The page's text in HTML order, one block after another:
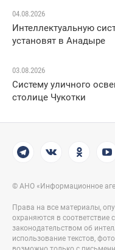
04.08.2026
Интеллектуальную
установят в Анадыре
03.08.2026
Систему уличного
столице Чукотки
© АНО «Информационное
Права на все материалы,
охраняются в
законодательством об
использование текстов,